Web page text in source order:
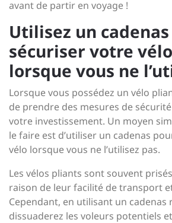
avant de partir en voyage !
Utilisez un
sécuriser votre
lorsque vous ne
Lorsque vous possédez un vélo
de prendre des mesures de
votre investissement. Un moyen
le faire est d’utiliser un cadenas
vélo lorsque vous ne l’utilisez pas.
Les vélos pliants sont souvent
raison de leur facilité de transport
Cependant, en utilisant un cadenas
dissuaderez les voleurs potentiels